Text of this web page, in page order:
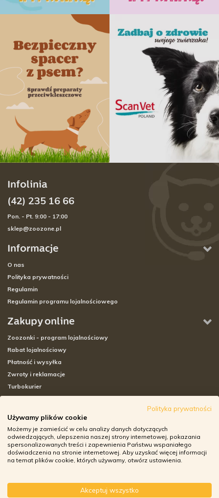
Informacje
O nas
Polityka prywatności
Regulamin
Regulamin programu lojalnościowego
Zakupy online
Zoozonki - program lojalnościowy
Rabat lojalnościowy
Płatność i wysyłka
Zwroty i reklamacje
Turbokurier
Adresy sklepów stacjonarnych
Godziny otwarcia sklepów
Aplikacja zoozone.pl
Zwroty i reklamacje
Infolinia
(42) 235 16 66
Pon. - Pt. 9:00 - 17:00
sklep@zoozone.pl
Polityka prywatności
Używamy plików cookie
Możemy je zamieścić w celu analizy danych dotyczących
odwiedzających, ulepszenia naszej strony internetowej, pokazania
spersonalizowanych treści i zapewnienia Państwu wspaniałego
doświadczenia na stronie internetowej. Aby uzyskać więcej informacji
na temat plików cookie, których używamy, otwórz ustawienia.
Akceptuj wszystko